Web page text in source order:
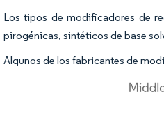
Los tipos de modificadores de
pirogénicas, sintéticos de base
Algunos de los fabricantes de